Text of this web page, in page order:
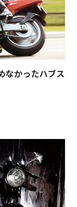
なかったハブス